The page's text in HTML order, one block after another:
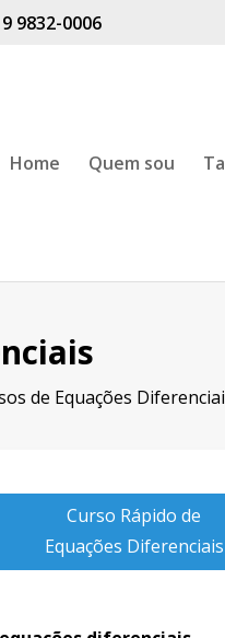
9832-0006
Home Quem sou
de Equações
Curso Rápido de
Equações Diferenciais